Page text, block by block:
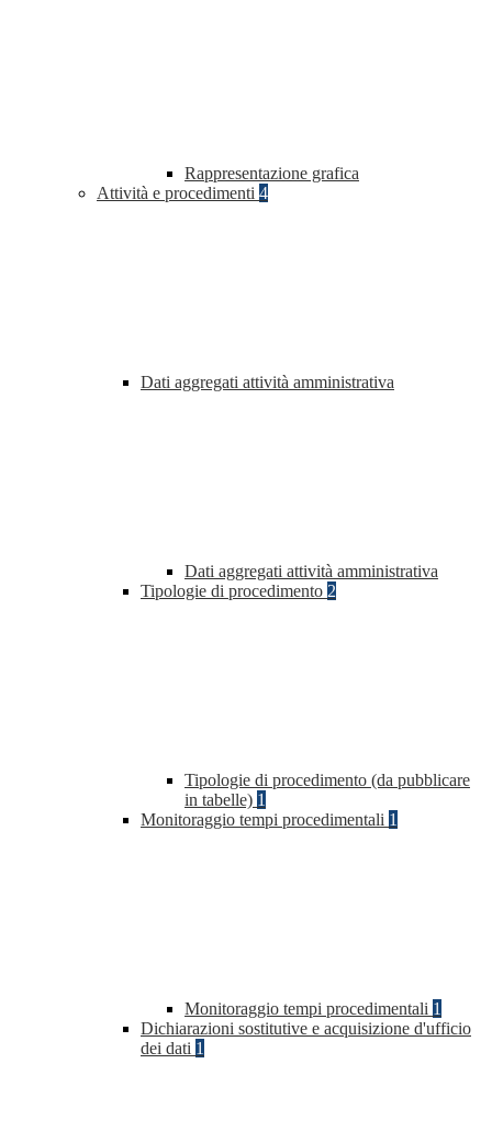
Rappresentazione grafica
Attività e procedimenti 4
Dati aggregati attività amministrativa
Dati aggregati attività amministrativa
Tipologie di procedimento 2
Tipologie di procedimento (da pubblicare
in tabelle) 1
Monitoraggio tempi procedimentali 1
Monitoraggio tempi procedimentali 1
Dichiarazioni sostitutive e acquisizione d'ufficio
dei dati 1